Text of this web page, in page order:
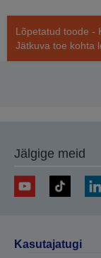
Lõpetatud toode -
Jätkuva toe kohta
Jälgige meid
Kasutajatugi